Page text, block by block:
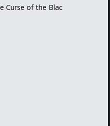
Curse of the Blac